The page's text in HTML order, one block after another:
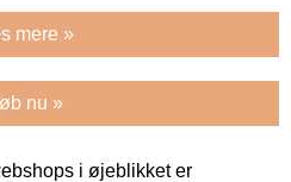
mere »
nu »
i øjeblikket er